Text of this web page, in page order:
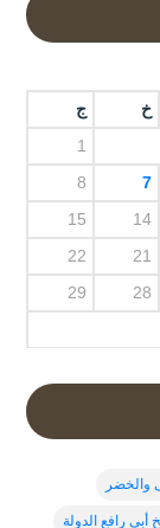
خ ج
1
7
8
14
15
21
22
28
29
والخضر
أبي رافع الدولة